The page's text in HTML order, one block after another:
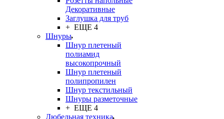
Декоративные
Заглушка для труб
+ ЕЩЕ 4
Шнуры
Шнур плетеный
полиамид
высокопрочный
Шнур плетеный
полипропилен
Шнур текстильный
Шнуры разметочные
+ ЕЩЕ 4
Дюбельная техника